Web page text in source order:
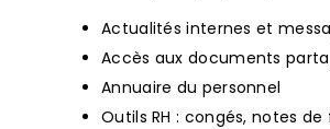
Actualités internes et
Accès aux documents
Annuaire du personnel
Outils RH : congés, notes